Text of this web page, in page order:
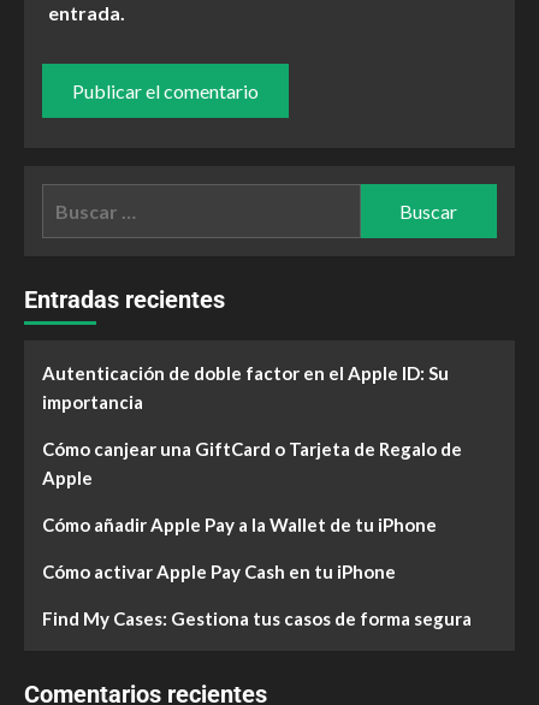
entrada.
Entradas recientes
Autenticación de doble factor en el Apple ID: Su
importancia
Cómo canjear una GiftCard o Tarjeta de Regalo de
Apple
Cómo añadir Apple Pay a la Wallet de tu iPhone
Cómo activar Apple Pay Cash en tu iPhone
Find My Cases: Gestiona tus casos de forma segura
Comentarios recientes